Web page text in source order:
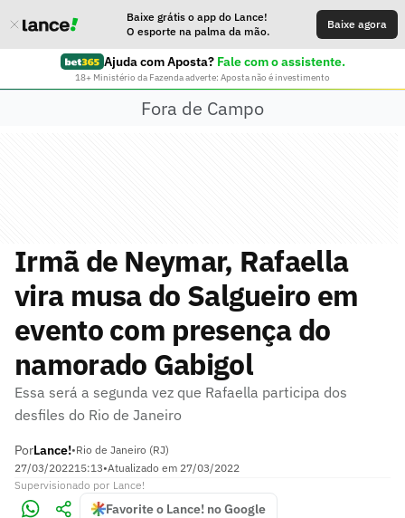
Baixe grátis o app do Lance!
O esporte na palma da mão.
Baixe agora
Ajuda com Aposta? Fale com o assistente.
18+ Ministério da Fazenda adverte: Aposta não é investimento
Fora de Campo
Irmã de Neymar, Rafaella
vira musa do Salgueiro em
evento com presença do
namorado Gabigol
Essa será a segunda vez que Rafaella participa dos
desfiles do Rio de Janeiro
PorLance!•Rio de Janeiro (RJ)
27/03/202215:13•Atualizado em 27/03/2022
Supervisionado por Lance!
Favorite o Lance! no Google